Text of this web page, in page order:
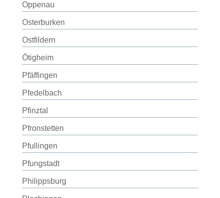
Oppenau
Osterburken
Ostfildern
Ötigheim
Pfäffingen
Pfedelbach
Pfinztal
Pfronstetten
Pfullingen
Pfungstadt
Philippsburg